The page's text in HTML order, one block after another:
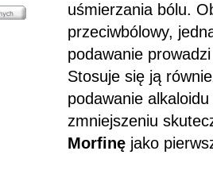
uśmierzania bólu.
przeciwbólowy,
podawanie
Stosuje się ją
podawanie
zmniejszeniu
Morfinę jako